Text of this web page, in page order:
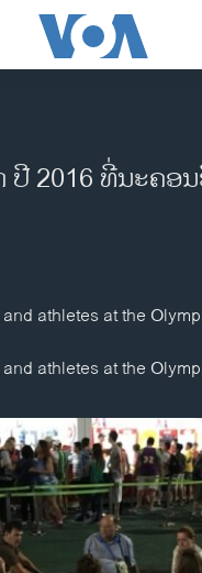
ທີບໍດີ ສະຫະລັດ 2024
ລຈີ
2016​ ທີ່ນະຄອ
athletes at the
athletes at the